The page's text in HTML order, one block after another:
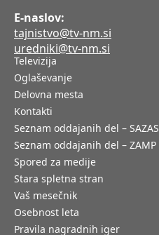
E-naslov:
tajnistvo@tv-nm.si
uredniki@tv-nm.si
Televizija
Oglaševanje
Delovna mesta
Kontakti
Seznam oddajanih del – SAZAS
Seznam oddajanih del – ZAMP
Spored za medije
Stara spletna stran
Vaš mesečnik
Osebnost leta
Pravila nagradnih iger